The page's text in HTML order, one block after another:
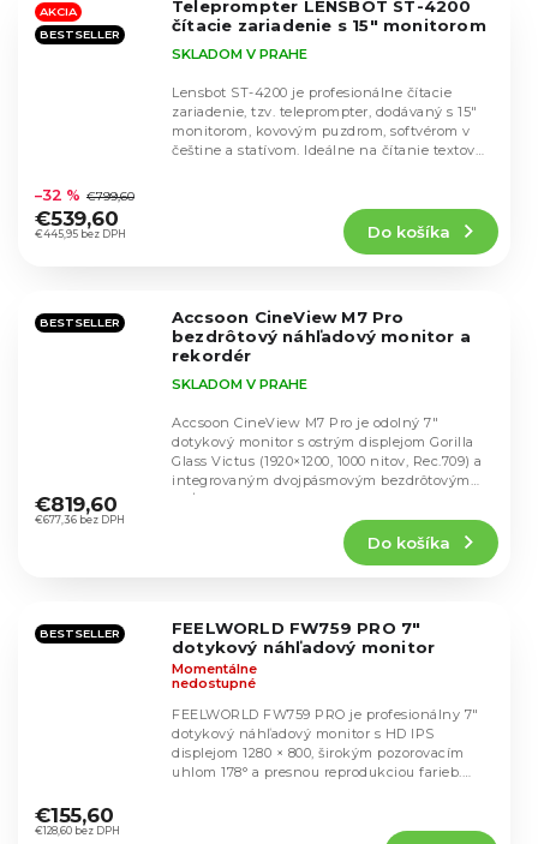
hviezdičiek.
AKCIA
BESTSELLER
Teleprompter LENSBOT ST-4200
čítacie zariadenie s 15" monitorom
hodnotenie
produktu
je
hviezdičiek.
SKLADOM V PRAHE
€445,95 bez DPH
–32 % €799,60
€539,60
Do košíka
Lensbot ST-4200 je profesionálne čítacie
zariadenie, tzv. teleprompter, dodávaný s 15"
monitorom, kovovým puzdrom, softvérom v
češtine a statívom. Ideálne na čítanie textov
BESTSELLER
Accsoon CineView M7 Pro
bezdrôtový náhľadový monitor a
rekordér
hodnotenie
produktu
hviezdičiek.
SKLADOM V PRAHE
€677,36 bez DPH
€819,60
Do košíka
Accsoon CineView M7 Pro je odolný 7″
dotykový monitor s ostrým displejom Gorilla
Glass Victus (1920×1200, 1000 nitov, Rec.709) a
integrovaným dvojpásmovým bezdrôtovým
TX/RX...
BESTSELLER
FEELWORLD FW759 PRO 7"
dotykový náhľadový monitor
hodnotenie
produktu
Momentálne
nedostupné
€128,60 bez DPH
€155,60
FEELWORLD FW759 PRO je profesionálny 7"
dotykový náhľadový monitor s HD IPS
displejom 1280 × 800, širokým pozorovacím
uhlom 178° a presnou reprodukciou farieb.